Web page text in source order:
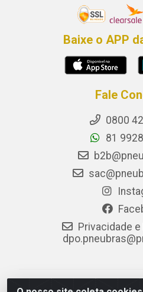
Baixe o APP
Fale
0800
81
Privacidade e
PneuBras - Rodovia BR-